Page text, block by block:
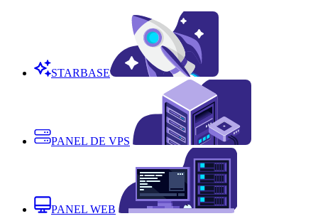
STARBASE
PANEL DE VPS
PANEL WEB